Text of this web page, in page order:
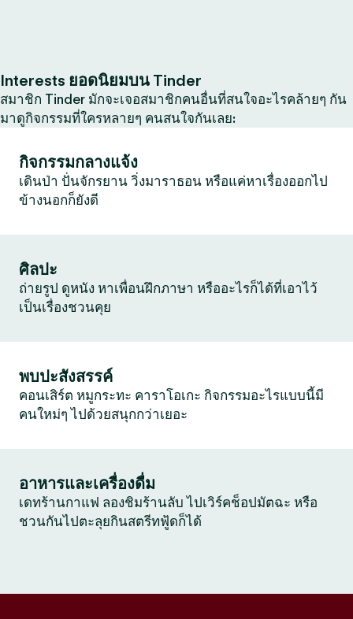
Interests ยอดนิยมบน Tinder
สมาชิก Tinder มักจะเจอสมาชิกคนอื่นที่สนใจอะไรคล้ายๆ กัน
มาดูกิจกรรมที่ใครหลายๆ คนสนใจกันเลย:
กิจกรรมกลางแจ้ง
เดินป่า ปั่นจักรยาน วิ่งมาราธอน หรือแค่หาเรื่องออกไป
ข้างนอกก็ยังดี
ศิลปะ
ถ่ายรูป ดูหนัง หาเพื่อนฝึกภาษา หรืออะไรก็ได้ที่เอาไว้
เป็นเรื่องชวนคุย
พบปะสังสรรค์
คอนเสิร์ต หมูกระทะ คาราโอเกะ กิจกรรมอะไรแบบนี้มี
คนใหม่ๆ ไปด้วยสนุกกว่าเยอะ
อาหารและเครื่องดื่ม
เดทร้านกาแฟ ลองชิมร้านลับ ไปเวิร์คช็อปมัตฉะ หรือ
ชวนกันไปตะลุยกินสตรีทฟู้ดก็ได้